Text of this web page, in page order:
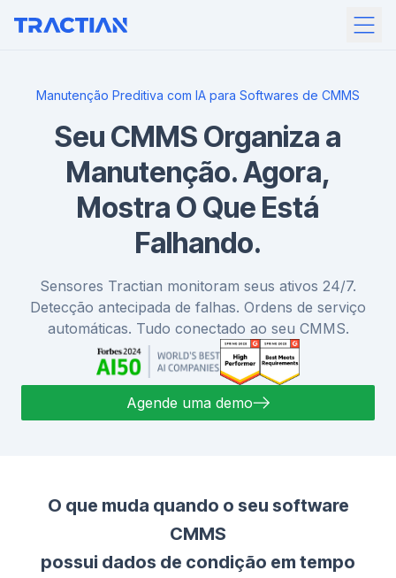
Manutenção Preditiva com IA para Softwares de CMMS
Seu CMMS Organiza a
Manutenção. Agora,
Mostra O Que Está
Falhando.
Sensores Tractian monitoram seus ativos 24/7.
Detecção antecipada de falhas. Ordens de serviço
automáticas. Tudo conectado ao seu CMMS.
Agende uma demo
O que muda quando o seu software
CMMS
possui dados de condição em tempo